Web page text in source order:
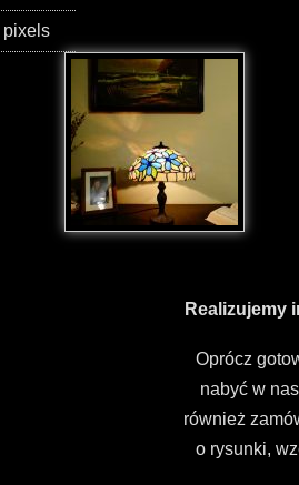
pixels
Realizujemy
Oprócz
nabyć w
również
o rysunki,